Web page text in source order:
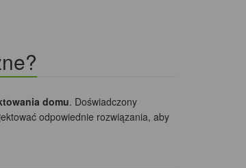
domu. Doświadczony
odpowiednie rozwiązania, aby